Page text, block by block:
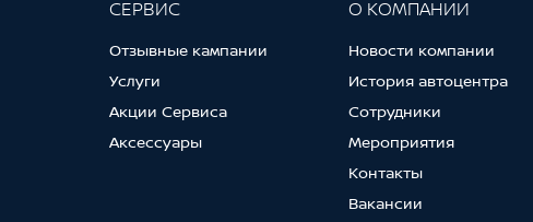
СЕРВИС
Отзывные кампании
Услуги
Акции Сервиса
Аксессуары
О КОМПАНИИ
Новости компании
История автоцентра
Сотрудники
Мероприятия
Контакты
Вакансии